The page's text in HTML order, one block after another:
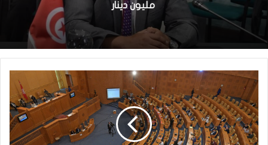
مليون دينار